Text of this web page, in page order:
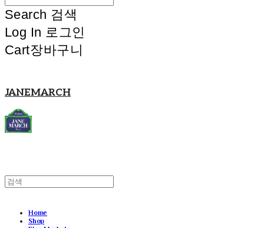
Search 검색
Log In 로그인
Cart장바구니
JANEMARCH
Home
Shop